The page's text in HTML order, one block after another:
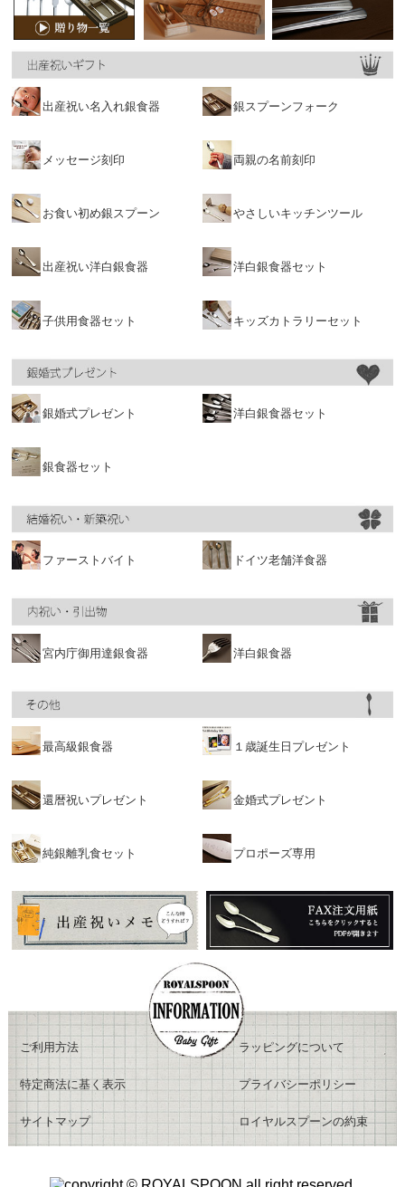
出産祝い名入れ銀食器 銀スプーンフォーク
メッセージ刻印 両親の名前刻印
お食い初め銀スプーン やさしいキッチンツール
出産祝い洋白銀食器 洋白銀食器セット
子供用食器セット キッズカトラリーセット
銀婚式プレゼント 洋白銀食器セット
銀食器セット
ドイツ老舗洋食器
ファーストバイト
宮内庁御用達銀食器 洋白銀食器
最高級銀食器 １歳誕生日プレゼント
還暦祝いプレゼント 金婚式プレゼント
プロポーズ専用
純銀離乳食セット
ご利用方法 ラッピングについて
特定商法に基く表示 プライバシーポリシー
サイトマップ ロイヤルスプーンの約束